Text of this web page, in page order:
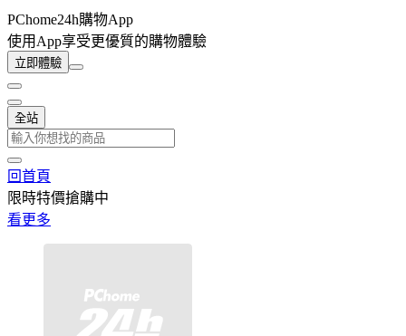
PChome24h購物App
使用App享受更優質的購物體驗
立即體驗
全站
回首頁
限時特價搶購中
看更多